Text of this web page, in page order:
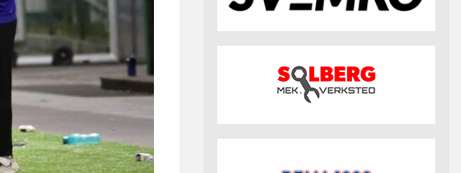
Mediesaker
OIL Fotball Klubbshop
Resultat og statistikk
Linkar
Fotosamtykke
Nyheitsarkiv